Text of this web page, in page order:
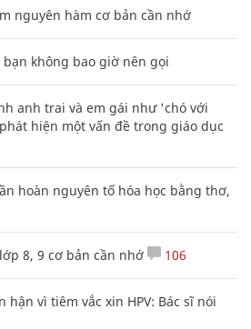
nguyên hàm cơ bản cần nhớ
không bao giờ nên gọi
anh trai và em gái như 'chó với
hiện một vấn đề trong giáo dục
hoàn nguyên tố hóa học bằng thơ,
8, 9 cơ bản cần nhớ 106
vì tiêm vắc xin HPV: Bác sĩ nói